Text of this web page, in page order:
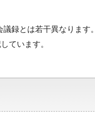
録とは若干異なります。
ています。